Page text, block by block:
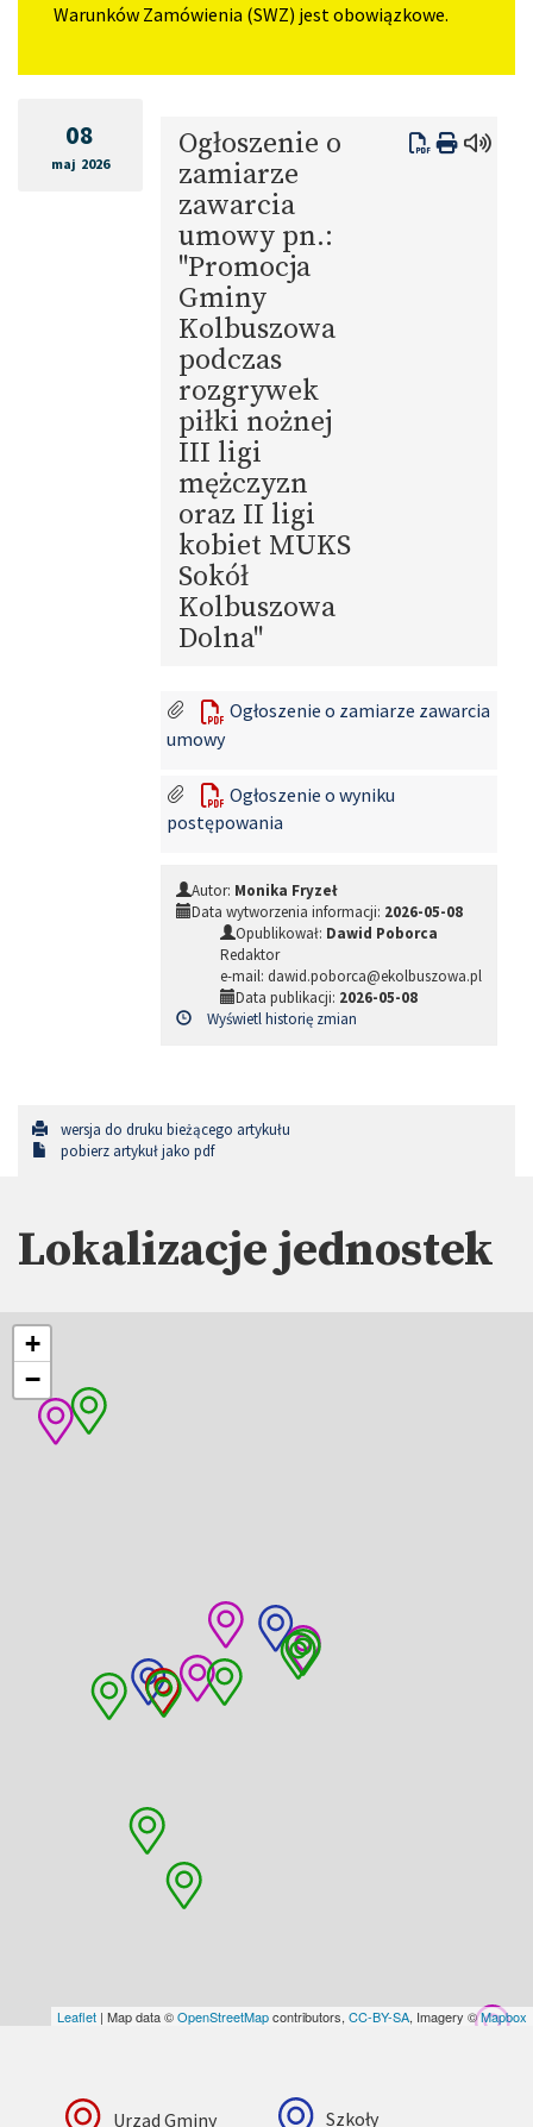
Warunków Zamówienia (SWZ) jest obowiązkowe.
08
maj 2026
Ogłoszenie o
zamiarze
zawarcia
umowy pn.:
"Promocja
Gminy
Kolbuszowa
podczas
rozgrywek
piłki nożnej
III ligi
mężczyzn
oraz II ligi
kobiet MUKS
Sokół
Kolbuszowa
Dolna"
Ogłoszenie o zamiarze zawarcia
umowy
Ogłoszenie o wyniku
postępowania
Autor: Monika Fryzeł
Data wytworzenia informacji: 2026-05-08
Opublikował: Dawid Poborca
Redaktor
e-mail: dawid.poborca@ekolbuszowa.pl
Data publikacji: 2026-05-08
Wyświetl historię zmian
wersja do druku bieżącego artykułu
pobierz artykuł jako pdf
Lokalizacje jednostek
+
−
Leaflet | Map data ©OpenStreetMapcontributors, CC-BY-SA, Imagery ©Mapbox
Urząd Gminy Szkoły